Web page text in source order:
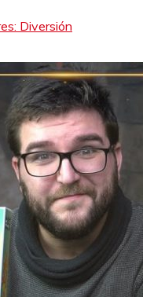
Diversión